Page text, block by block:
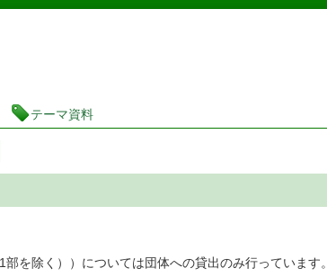
図書館 蔵書検索・予約システム
テーマ資料
を除く））については団体への貸出のみ行っています。